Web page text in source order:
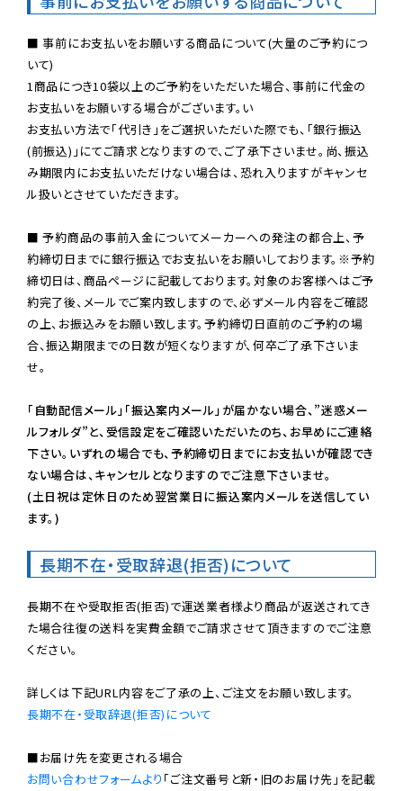
■ 事前にお支払いをお願いする商品について(大量のご予約につ
いて)
1商品につき10袋以上のご予約をいただいた場合、事前に代金の
お支払いをお願いする場合がございます。い
お支払い方法で「代引き」をご選択いただいた際でも、「銀行振込
(前振込)」にてご請求となりますので、ご了承下さいませ。尚、振込
み期限内にお支払いただけない場合は、恐れ入りますがキャンセ
ル扱いとさせていただきます。
■ 予約商品の事前入金についてメーカーへの発注の都合上、予
約締切日までに銀行振込でお支払いをお願いしております。※予約
締切日は、商品ページに記載しております。対象のお客様へはご予
約完了後、メールでご案内致しますので、必ずメール内容をご確認
の上、お振込みをお願い致します。予約締切日直前のご予約の場
合、振込期限までの日数が短くなりますが、何卒ご了承下さいま
せ。
「自動配信メール」「振込案内メール」が届かない場合、”迷惑メー
ルフォルダ”と、受信設定をご確認いただいたのち、お早めにご連絡
下さい。いずれの場合でも、予約締切日までにお支払いが確認でき
ない場合は、キャンセルとなりますのでご注意下さいませ。
(土日祝は定休日のため翌営業日に振込案内メールを送信してい
ます。)
長期不在・受取辞退(拒否)について
長期不在や受取拒否(拒否)で運送業者様より商品が返送されてき
た場合往復の送料を実費金額でご請求させて頂きますのでご注意
ください。
長期不在・受取辞退(拒否)について
お問い合わせフォームより 「ご注文番号と新・旧のお届け先」を記載